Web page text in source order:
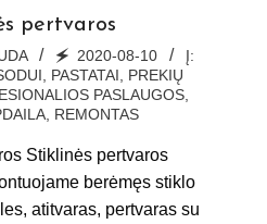
pertvaros
🗲 2020-08-10
Į:
PASTATAI
PREKIŲ
PASLAUGOS
REMONTAS
Stiklinės pertvaros
berėmęs stiklo
atitvaras, pertvaras su